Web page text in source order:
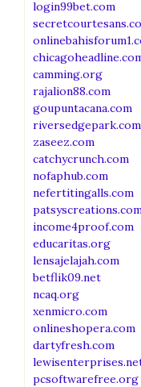
login99bet.com
camming.org
rajalion88.com
goupuntacana.com
riversedgepark.com
zaseez.com
catchycrunch.com
nofaphub.com
nefertitingalls.com
income4proof.com
educaritas.org
lensajelajah.com
betflik09.net
ncaq.org
xenmicro.com
onlineshopera.com
dartyfresh.com
pcsoftwarefree.org